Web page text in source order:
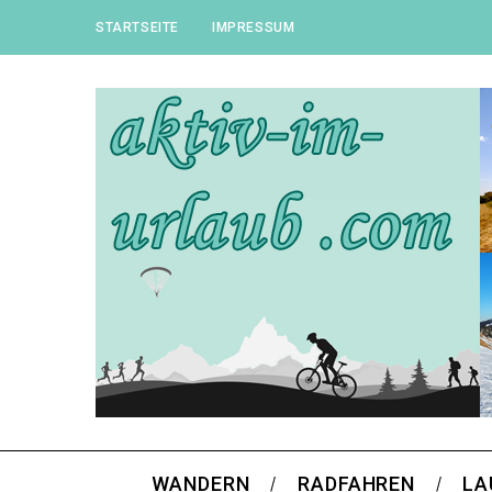
STARTSEITE IMPRESSUM
WANDERN RADFAHREN